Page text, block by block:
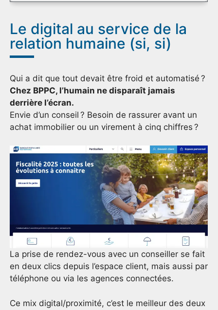
Le digital au service de la
relation humaine (si, si)
Qui a dit que tout devait être froid et automatisé ?
Chez BPPC, l’humain ne disparaît jamais
derrière l’écran.
Envie d’un conseil ? Besoin de rassurer avant un
achat immobilier ou un virement à cinq chiffres ?
La prise de rendez-vous avec un conseiller se fait
en deux clics depuis l’espace client, mais aussi par
téléphone ou via les agences connectées.
Ce mix digital/proximité, c’est le meilleur des deux